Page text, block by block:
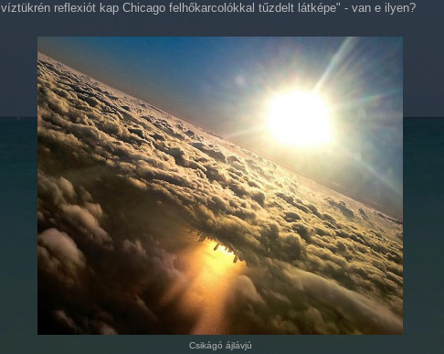
víztükrén reflexiót kap Chicago felhőkarcolókkal tűzdelt látképe" - van e ilyen?
Csikágó ájlávjú